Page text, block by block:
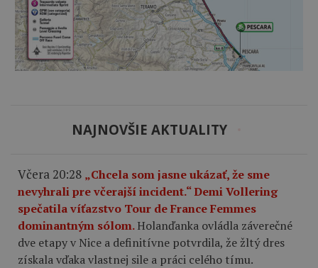
NAJNOVŠIE AKTUALITY
Včera 20:28 „Chcela som jasne ukázať, že sme
nevyhrali pre včerajší incident.“ Demi Vollering
spečatila víťazstvo Tour de France Femmes
dominantným sólom.Holanďanka ovládla záverečné
dve etapy v Nice a definitívne potvrdila, že žltý dres
získala vďaka vlastnej sile a práci celého tímu.